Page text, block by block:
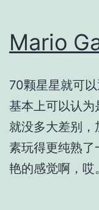
Mario
70颗星星就可
基本上可以认为
就没多大差别
素玩得更纯熟
艳的感觉啊，哎。